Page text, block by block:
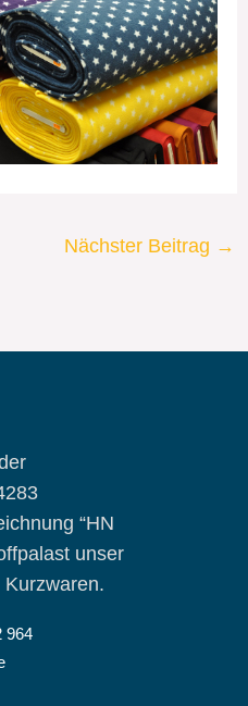
Nächster Beitrag →
“HN
unser
964